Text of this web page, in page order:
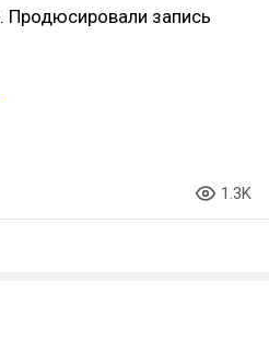
. Продюсировали запись
1.3K